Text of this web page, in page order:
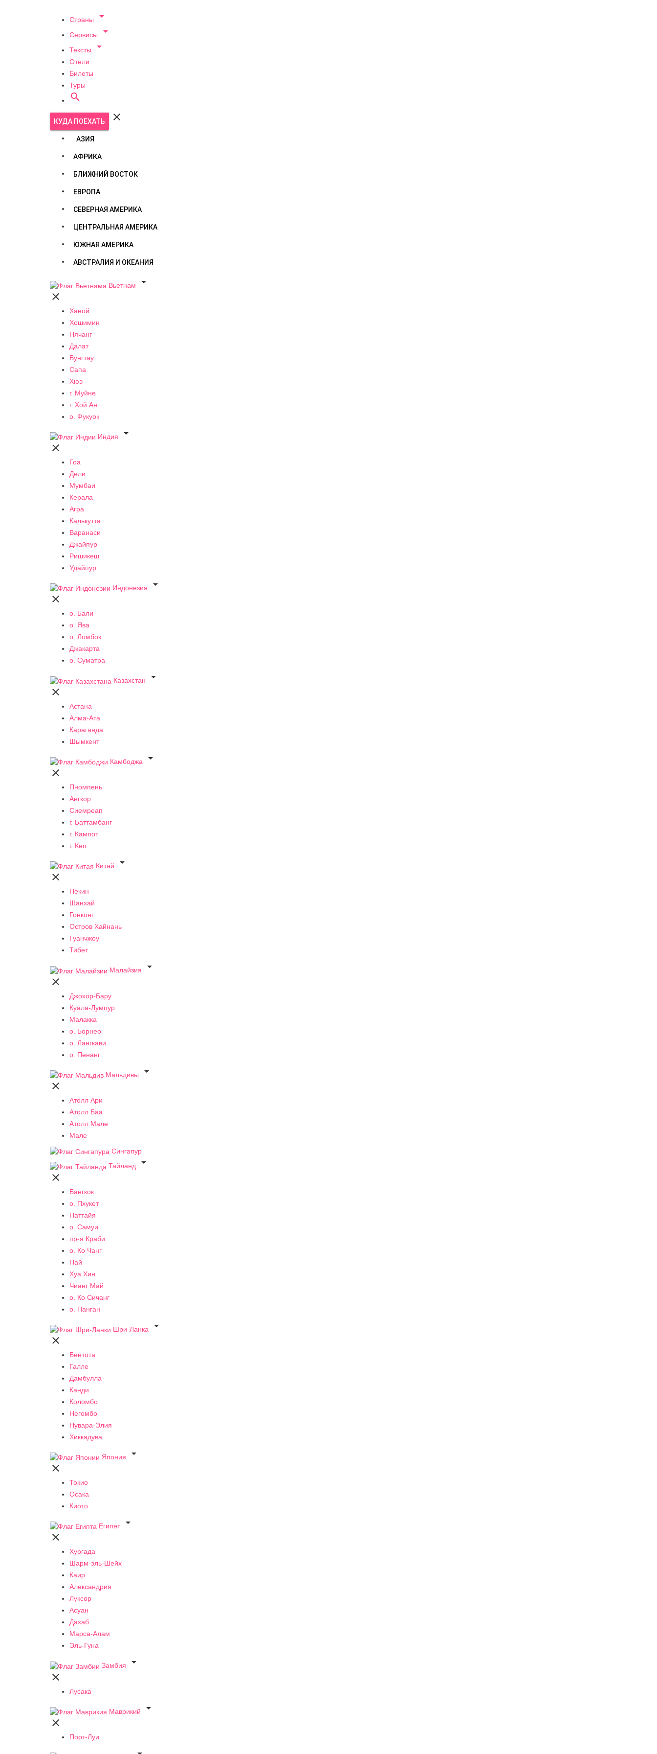
Страны 
Сервисы 
Тексты 
Отели
Билеты
Туры

КУДА ПОЕХАТЬ 
АЗИЯ
АФРИКА
БЛИЖНИЙ ВОСТОК
ЕВРОПА
СЕВЕРНАЯ АМЕРИКА
ЦЕНТРАЛЬНАЯ АМЕРИКА
ЮЖНАЯ АМЕРИКА
АВСТРАЛИЯ И ОКЕАНИЯ
Вьетнам


Ханой
Хошимин
Нячанг
Далат
Вунгтау
Сапа
Хюэ
г. Муйне
г. Хой Ан
о. Фукуок
Индия


Гоа
Дели
Мумбаи
Керала
Агра
Калькутта
Варанаси
Джайпур
Ришикеш
Удайпур
Индонезия


о. Бали
о. Ява
о. Ломбок
Джакарта
о. Суматра
Казахстан


Астана
Алма-Ата
Караганда
Шымкент
Камбоджа


Пномпень
Ангкор
Сиемреап
г. Баттамбанг
г. Кампот
г. Кеп
Китай


Пекин
Шанхай
Гонконг
Остров Хайнань
Гуанчжоу
Тибет
Малайзия


Джохор-Бару
Куала-Лумпур
Малакка
о. Борнео
о. Лангкави
о. Пенанг
Мальдивы


Атолл Ари
Атолл Баа
Атолл Мале
Мале
Сингапур
Тайланд


Бангкок
о. Пхукет
Паттайя
о. Самуи
пр-я Краби
о. Ко Чанг
Пай
Хуа Хин
Чианг Май
о. Ко Сичанг
о. Панган
Шри-Ланка


Бентота
Галле
Дамбулла
Канди
Коломбо
Негомбо
Нувара-Элия
Хиккадува
Япония


Токио
Осака
Киото
Египет


Хургада
Шарм-эль-Шейх
Каир
Александрия
Луксор
Асуан
Дахаб
Марса-Алам
Эль-Гуна
Замбия


Лусака
Маврикий


Порт-Луи